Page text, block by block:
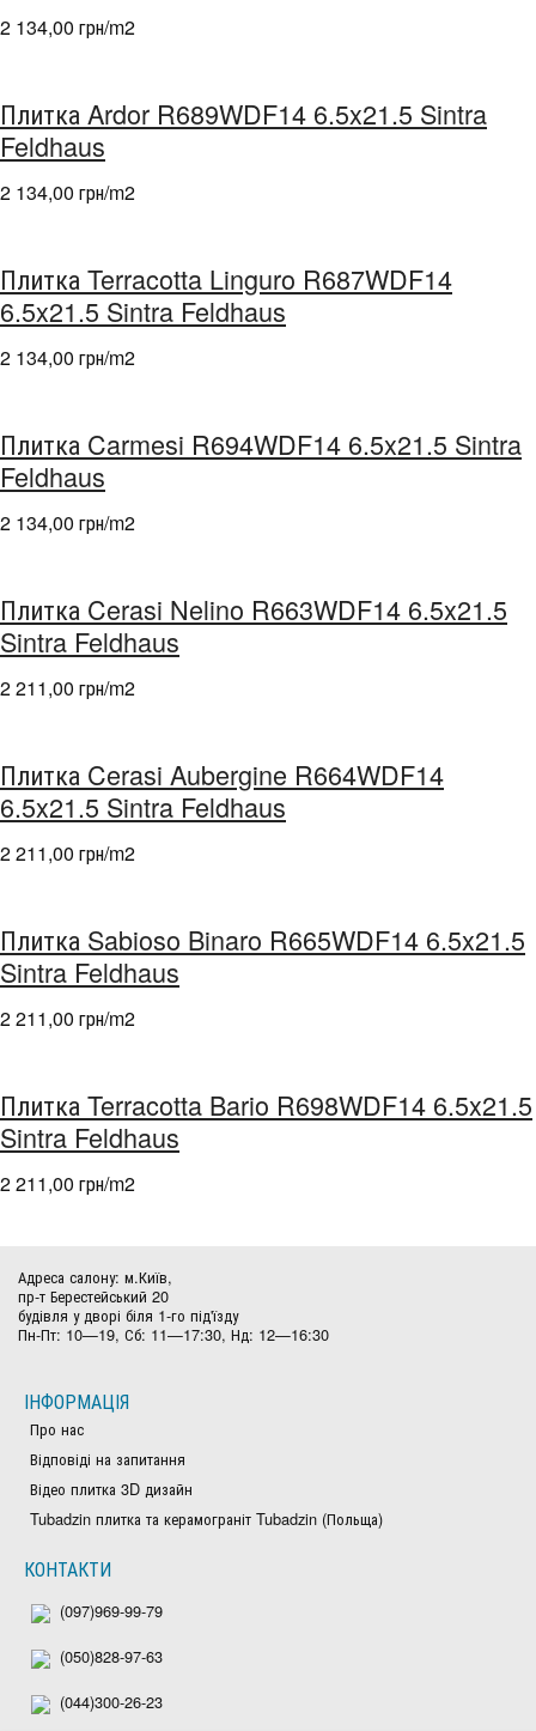
2 134,00 грн/m2
Плитка Ardor R689WDF14 6.5x21.5 Sintra
Feldhaus
2 134,00 грн/m2
Плитка Terracotta Linguro R687WDF14
6.5x21.5 Sintra Feldhaus
2 134,00 грн/m2
Плитка Carmesi R694WDF14 6.5x21.5 Sintra
Feldhaus
2 134,00 грн/m2
Плитка Cerasi Nelino R663WDF14 6.5x21.5
Sintra Feldhaus
2 211,00 грн/m2
Плитка Cerasi Aubergine R664WDF14
6.5x21.5 Sintra Feldhaus
2 211,00 грн/m2
Плитка Sabioso Binaro R665WDF14 6.5x21.5
Sintra Feldhaus
2 211,00 грн/m2
Плитка Terracotta Bario R698WDF14 6.5x21.5
Sintra Feldhaus
2 211,00 грн/m2
Адреса салону: м.Київ,
пр-т Берестейський 20
будівля у дворі біля 1-го під'їзду
Пн-Пт: 10—19, Сб: 11—17:30, Нд: 12—16:30
ІНФОРМАЦІЯ
Про нас
Відповіді на запитання
Відео плитка 3D дизайн
Tubadzin плитка та керамограніт Tubadzin (Польща)
КОНТАКТИ
(097)969-99-79
(050)828-97-63
(044)300-26-23